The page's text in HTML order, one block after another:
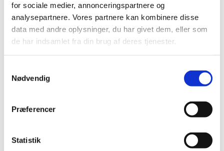
for sociale medier, annonceringspartnere og
analysepartnere. Vores partnere kan kombinere disse
data med andre oplysninger, du har givet dem, eller som
de har indsamlet fra din brug af deres tjenester.
Nødvendig
Præferencer
Statistik
Nomegestrolacetat* og chlormadinonacetat:
Tiltag for at mindske risiko for meningeom
|8. november 2022 |
Der er en øget risiko for at udvikle meningeom (enkelt
eller multiple) efter brug af chlormadinonacetat eller…
MedSafetyWeek: Vigtigt at være opmærksom
|8. november 2022
Medicin, der sælges i Danmark, er sikker og velundersøgt